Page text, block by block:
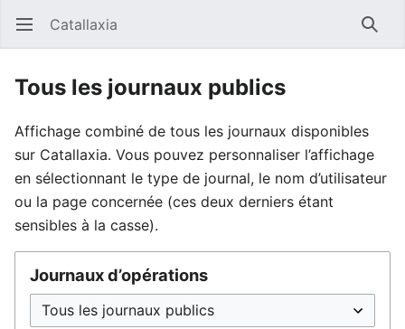
Ouvrir le menu principal Catallaxia
Tous les journaux publics
Affichage combiné de tous les journaux disponibles
sur Catallaxia. Vous pouvez personnaliser l’affichage
en sélectionnant le type de journal, le nom d’utilisateur
ou la page concernée (ces deux derniers étant
sensibles à la casse).
Journaux d’opérations